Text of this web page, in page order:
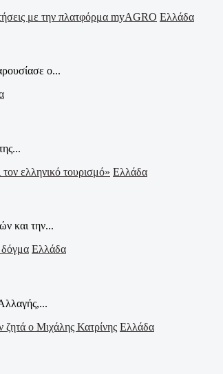
Ελλάδα
ο...
Ελλάδα
και την...
Ελλάδα
Ελλάδα